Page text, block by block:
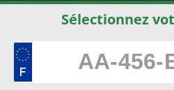
Sélectionnez